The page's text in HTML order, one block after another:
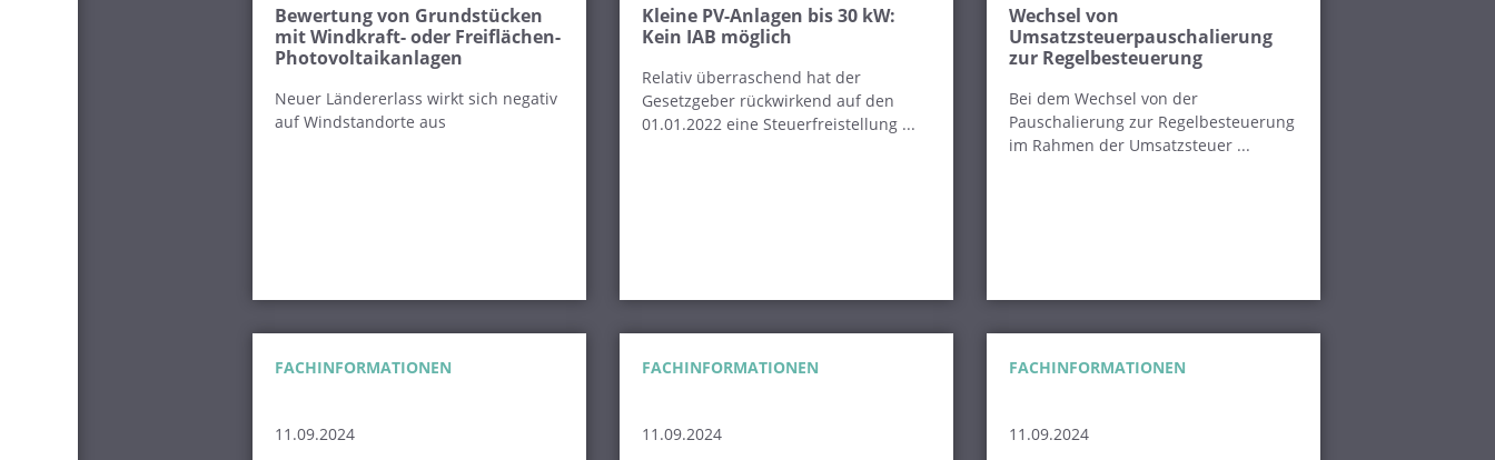
Bewertung von Grundstücken
mit Windkraft- oder Freiflächen-
Photovoltaikanlagen
Neuer Ländererlass wirkt sich negativ
auf Windstandorte aus
Kleine PV-Anlagen bis 30 kW:
Kein IAB möglich
Relativ überraschend hat der
Gesetzgeber rückwirkend auf den
01.01.2022 eine Steuerfreistellung ...
Wechsel von
Umsatzsteuerpauschalierung
zur Regelbesteuerung
Bei dem Wechsel von der
Pauschalierung zur Regelbesteuerung
im Rahmen der Umsatzsteuer ...
FACHINFORMATIONEN
11.09.2024
FACHINFORMATIONEN
11.09.2024
FACHINFORMATIONEN
11.09.2024